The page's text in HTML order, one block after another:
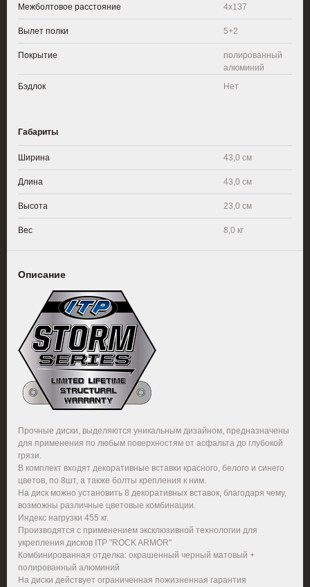
Межболтовое расстояние 4x137
Вылет полки 5+2
Покрытие
полированный
алюминий
Бэдлок
Нет
Габариты
Ширина 43,0 см
Длина 43,0 см
Высота 23,0 см
Вес 8,0 кг
Описание
Прочные диски, выделяются уникальным дизайном, предназначены
для применения по любым поверхностям от асфальта до глубокой
грязи.
В комплект входят декоративные вставки красного, белого и синего
цветов, по 8шт, а также болты крепления к ним.
На диск можно установить 8 декоративных вставок, благодаря чему,
возможны различные цветовые комбинации.
Индекс нагрузки 455 кг.
Производятся с применением эксклюзивной технологии для
укрепления дисков ITP "ROCK ARMOR"
Комбинированная отделка: окрашенный черный матовый +
полированный алюминий
На диски действует ограниченная пожизненная гарантия